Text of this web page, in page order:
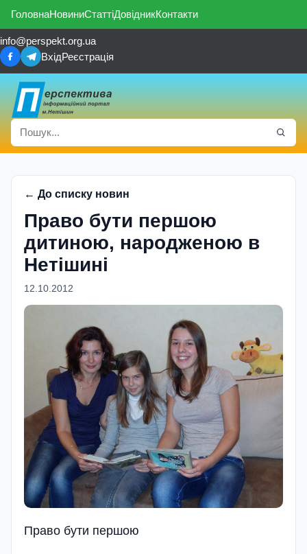
ГоловнаНовиниСтаттіДовідникКонтакти
info@perspekt.org.ua
ВхідРеєстрація
← До списку новин
Право бути першою
дитиною, народженою в
Нетішині
12.10.2012
Право бути першою